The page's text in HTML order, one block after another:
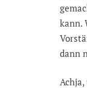
kann.
dann